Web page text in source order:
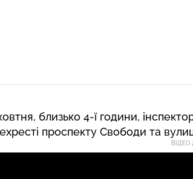
близько 4-ї години,
проспекту Свободи та
ВІДЕО